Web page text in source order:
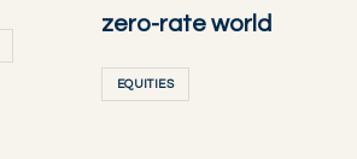
zero-rate world
EQUITIES